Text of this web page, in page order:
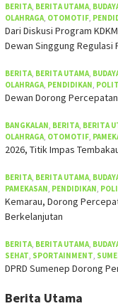
BERITA BERITA UTAMA
OLAHRAGA OTOMOTIF
Dari Diskusi Program
Dewan Singgung Regulasi
BERITA BERITA UTAMA
OLAHRAGA PENDIDIKAN
Dewan Dorong
BANGKALAN BERITA BERITA
OLAHRAGA OTOMOTIF
2026, Titik Impas
BERITA BERITA UTAMA
PAMEKASAN PENDIDIKAN
Kemarau, Dorong
Berkelanjutan
BERITA BERITA UTAMA
SEHAT SPORTAINMENT
DPRD Sumenep Dorong
Berita Utama